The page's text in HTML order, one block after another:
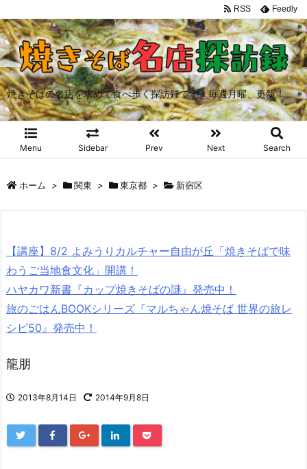
焼きそばの名店を求めて食べ歩く探訪録です。毎週月曜、更新！
Menu Sidebar Prev Next Search
RSS Feedly
ホーム > 関東 > 東京都 > 新宿区
【講座】8/2 よみうりカルチャー自由が丘「焼きそばで味
わうご当地食文化」開講！
ハヤカワ新書『カップ焼きそばの謎』発売中！
旅のごはんBOOKシリーズ『マルちゃん焼そば 世界の旅レ
シピ50』発売中！
龍朋
2013年8月14日 2014年9月8日